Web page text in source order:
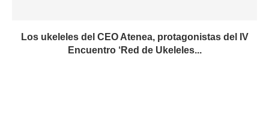
Los ukeleles del CEO Atenea, protagonistas del IV
Encuentro ‘Red de Ukeleles...